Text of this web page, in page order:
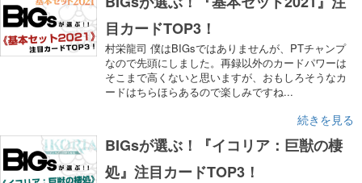
目カードTOP3！
村栄龍司 僕はBIGsではありませんが、PTチャンプ
なので先頭にしました。再録以外のカードパワーは
そこまで高くないと思いますが、おもしろそうなカ
ードはちらほらあるので楽しみですね...
続きを見る
BIGsが選ぶ！『イコリア：巨獣の棲
処』注目カードTOP3！